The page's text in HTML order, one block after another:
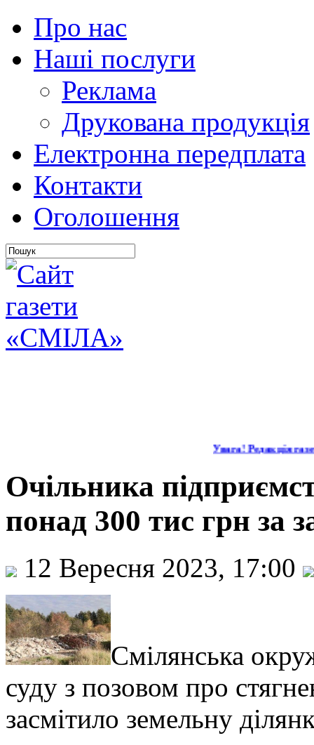
Про нас
Наші послуги
Реклама
Друкована продукція
Електронна передплата
Контакти
Оголошення
Увага! Редакція
Очільника
понад 300 тис грн за
12 Вересня 2023, 17:00
Смілянська
суду з позовом про
засмітило земельну